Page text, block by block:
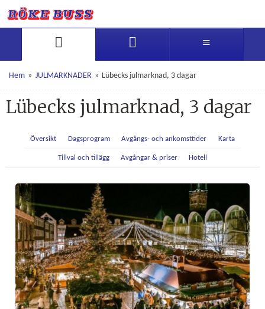
Hem » JULMARKNADER » Lübecks julmarknad, 3 dagar
Lübecks julmarknad, 3 dagar
Översikt Dagsprogram Avgångs- och ankomsttider Karta
Tillval och tillägg Avgångar & priser Hotell